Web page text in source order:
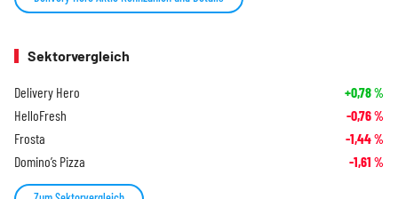
Sektorvergleich
Delivery Hero +0,78%
HelloFresh -0,76%
Frosta -1,44%
Domino’s Pizza -1,61 %